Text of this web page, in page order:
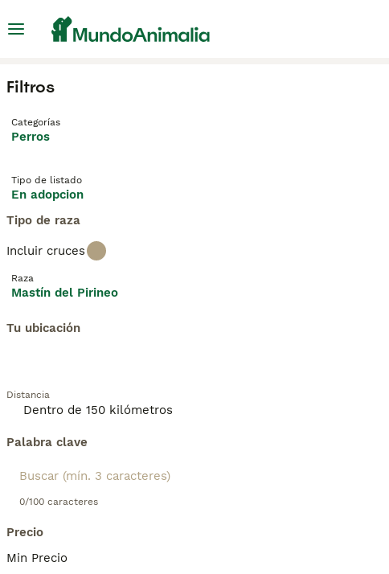
Filtros
Categorías
Perros
Tipo de listado
En adopcion
Tipo de raza
Incluir cruces
Raza
Mastín del Pirineo
Tu ubicación
Distancia
Palabra clave
0/100 caracteres
Precio
Min Precio